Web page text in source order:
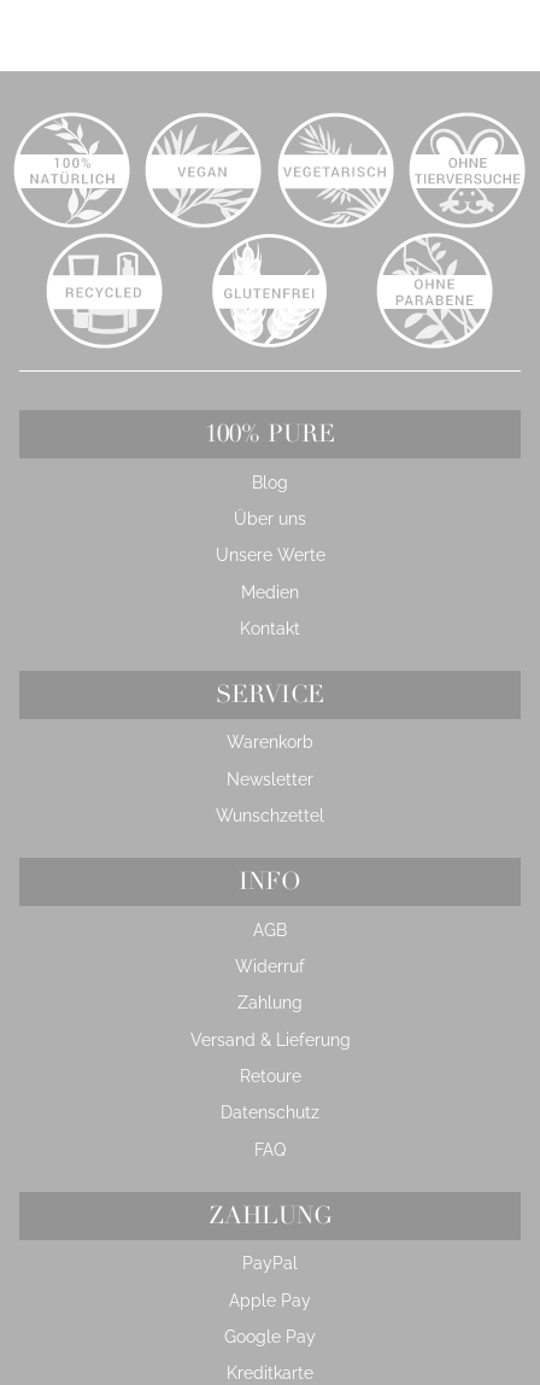
100% PURE
Blog
Über uns
Unsere Werte
Medien
Kontakt
SERVICE
Warenkorb
Newsletter
Wunschzettel
INFO
AGB
Widerruf
Zahlung
Versand & Lieferung
Retoure
Datenschutz
FAQ
ZAHLUNG
PayPal
Apple Pay
Google Pay
Kreditkarte